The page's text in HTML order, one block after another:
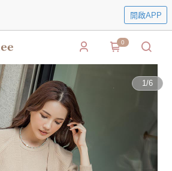
開啟APP
0
1/6